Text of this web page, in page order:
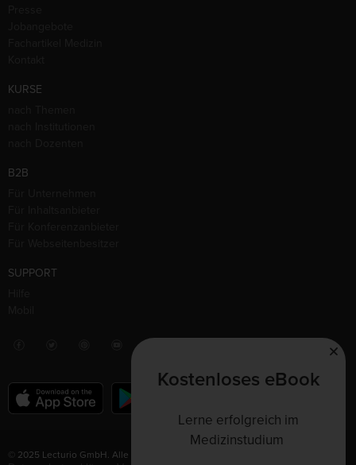
KURSE
B2B
SUPPORT
© 2025 Lecturio GmbH. Alle Rechte vorbehalten.
Kostenloses eBook
Lerne erfolgreich im
Medizinstudium